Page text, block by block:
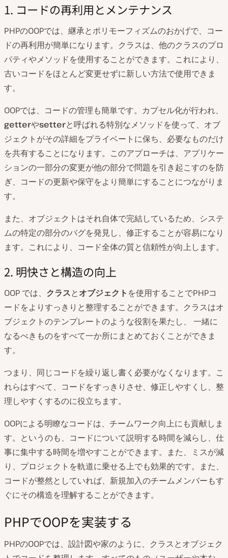
1. コードの再利用とメンテナンス
PHPのOOPでは、継承とポリモーフィズムのおかげで、コー
ドの再利用が簡単になります。クラスは、他のクラスのプロ
パティやメソッドを使用することができます。これにより、
古いコードをほとんど変更せずに新しい方法で使用できま
す。
OOPでは、コードの管理も簡単です。カプセル化が行われ、
getterやsetterと呼ばれる特別なメソッドを使って、オブ
ジェクトがその詳細をプライベートに保ち、必要なものだけ
を共有することになります。このアプローチは、アプリケー
ションの一部分の変更が他の部分で問題を引き起こすのを防
ぎ、コードの更新や保守をより簡単にすることにつながりま
す。
また、オブジェクトはそれ自体で完結しているため、システ
ムの特定の部分のバグを発見し、修正することが容易になり
ます。これにより、コード全体の質と信頼性が向上します。
2. 明快さと構造の向上
OOP では、 クラスとオブジェクト を使用することでPHPコ
ードをよりすっきりと整理することができます。クラスはオ
ブジェクトのテンプレートのような役割を果たし、 一緒に
なるべきものをすべて一か所にまとめておくことができま
す。
つまり、同じコードを繰り返し書く必要がなくなります。こ
れらはすべて、コードをすっきりさせ、修正しやすくし、整
理しやすくするのに役立ちます。
OOPによる明瞭なコードは、チームワーク向上にも貢献しま
す。というのも、コードについて説明する時間を減らし、仕
事に集中する時間を増やすことができます。また、ミスが減
り、プロジェクトを軌道に乗せる上でも効果的です。また、
コードが整然としていれば、新規加入のチームメンバーもす
ぐにその構造を理解することができます。
PHPでOOPを実装する
PHPのOOPでは、設計図や家のように、クラスとオブジェク